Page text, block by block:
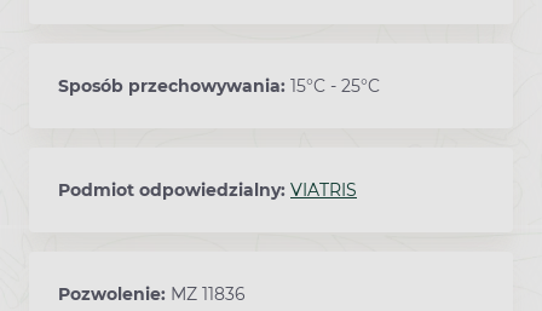
Sposób przechowywania: 15°C - 25°C
Podmiot odpowiedzialny: VIATRIS
Pozwolenie: MZ 11836